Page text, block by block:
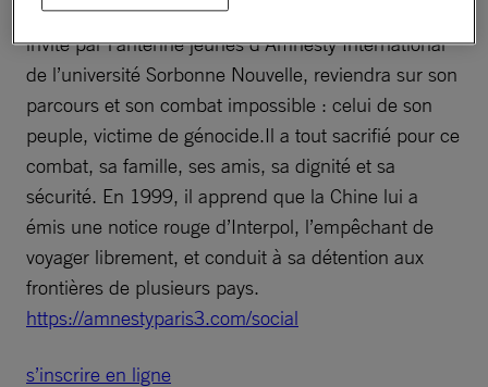
voix dissidentes du peuple ouïghour. Dolkun Isa,
invité par l’antenne jeunes d’Amnesty International
de l’université Sorbonne Nouvelle, reviendra sur son
parcours et son combat impossible : celui de son
peuple, victime de génocide.Il a tout sacrifié pour ce
combat, sa famille, ses amis, sa dignité et sa
sécurité. En 1999, il apprend que la Chine lui a
émis une notice rouge d’Interpol, l’empêchant de
voyager librement, et conduit à sa détention aux
frontières de plusieurs pays.
https://amnestyparis3.com/social
s’inscrire en ligne